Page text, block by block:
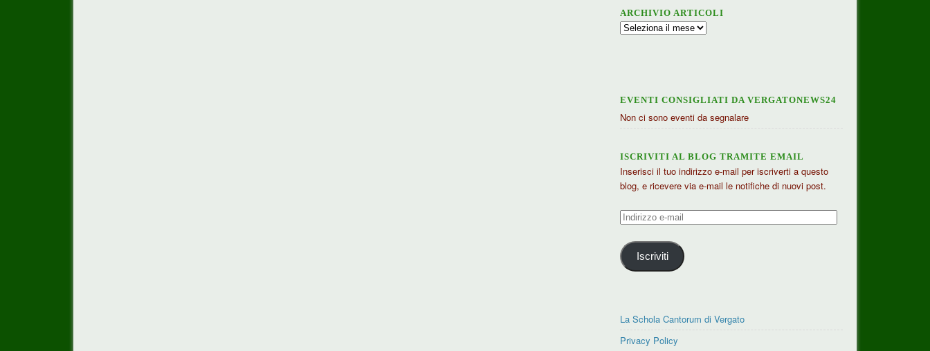
ARCHIVIO ARTICOLI
Archivio
EVENTI CONSIGLIATI DA VERGATONEWS24
Non ci sono eventi da segnalare
ISCRIVITI AL BLOG TRAMITE EMAIL
Inserisci il tuo indirizzo e-mail per iscriverti a questo
blog, e ricevere via e-mail le notifiche di nuovi post.
Indirizzo
mail
Iscriviti
La Schola Cantorum di Vergato
Privacy Policy